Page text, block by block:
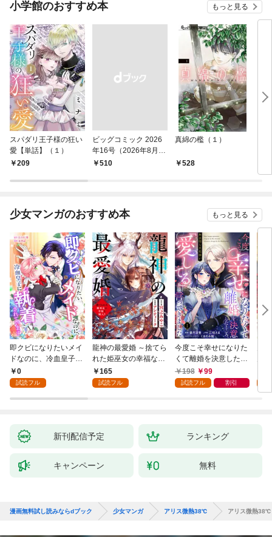
小学館のおすすめ本 もっと見る
スパダリ王子様の狂い
愛【単話】（１）
209
ビッグコミック 2026
年16号（2026年8月7
日発売）
￥510
真綿の檻（１）
528
少女マンガのおすすめ本 もっと見る
即クビになりたいメイ
ドなのに、冷血皇子に
執着されています第1
話
0
試読フル
龍神の最愛婚 ～捨てら
れた姫巫女の幸福な嫁
入り～: 1
165
試読フル
今度こそ幸せになりた
くて離婚を決意したと
ころ、無表情な旦那様
が「愛してる」と言っ
198 99
試読フル 割引
新刊配信予定 ランキング
キャンペーン 無料
漫画無料試し読みならdブック 少女マンガ アリス微熱38℃ アリス微熱38℃